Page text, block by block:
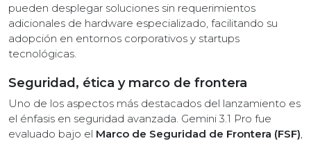
pueden desplegar soluciones sin requerimientos
adicionales de hardware especializado, facilitando su
adopción en entornos corporativos y startups
tecnológicas.
Seguridad, ética y marco de frontera
Uno de los aspectos más destacados del lanzamiento es
el énfasis en seguridad avanzada. Gemini 3.1 Pro fue
evaluado bajo el Marco de Seguridad de Frontera (FSF),